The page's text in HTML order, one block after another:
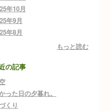
年10月
年9月
年8月
もっと読む
の記事
った日の夕暮れ。
くり